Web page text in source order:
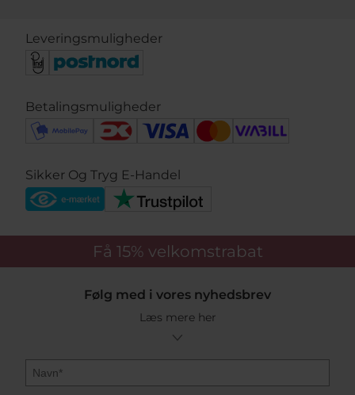
Leveringsmuligheder
Betalingsmuligheder
Sikker Og Tryg E-Handel
Få 15% velkomstrabat
Følg med i vores nyhedsbrev
Læs mere her